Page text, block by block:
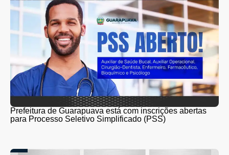
Prefeitura de Guarapuava está com inscrições abertas
para Processo Seletivo Simplificado (PSS)